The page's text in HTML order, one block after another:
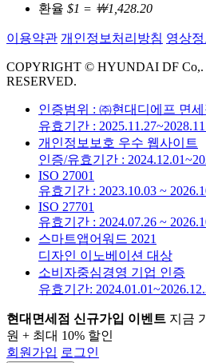
환율 $1 = ￦1,428.20
이용약관 개인정보처리방침 영상
COPYRIGHT © HYUNDAI DF Co,.
RESERVED.
인증범위 : ㈜현대디에프 면
유효기간 :
개인정보보호 우수 웹사이트
인증/유효기간 :
ISO 27001
유효기간 : 2023.10.03 ~
ISO 27701
유효기간 : 2024.07.26 ~
스마트앱어워드 2021
디자인 이노베이션 대상
소비자중심경영 기업 인증
유효기간:
현대면세점 신규가입 이벤트 지금
원 + 최대 10% 할인
회원가입 로그인